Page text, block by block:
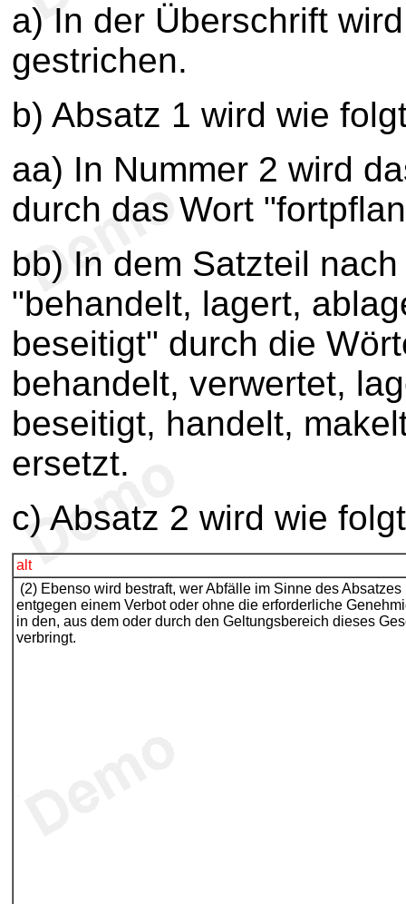
a) In der Überschrift
gestrichen.
b) Absatz 1 wird wie
aa) In Nummer 2 wird
durch das Wort
bb) In dem Satzteil
"behandelt, lagert,
beseitigt" durch die
behandelt, verwertet,
beseitigt, handelt,
ersetzt.
c) Absatz 2 wird wie
alt
(2) Ebenso wird bestraft, wer Abfälle im Sinne des Absatzes
entgegen einem Verbot oder ohne die erforderliche
in den, aus dem oder durch den Geltungsbereich dieses
verbringt.